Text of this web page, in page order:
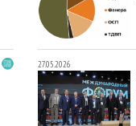
27.05.2026